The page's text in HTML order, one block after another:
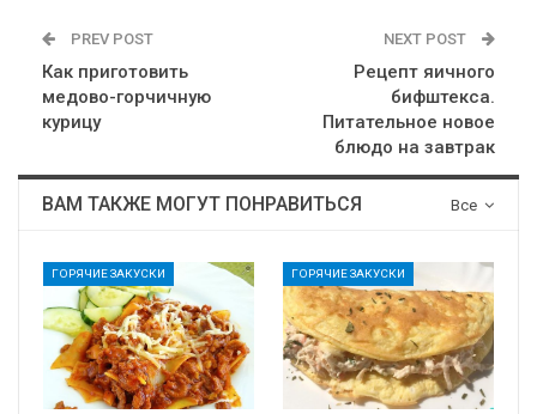
PREV POST
Как приготовить
медово-горчичную
курицу
NEXT POST
Рецепт яичного
бифштекса.
Питательное новое
блюдо на завтрак
Все
ВАМ ТАКЖЕ МОГУТ ПОНРАВИТЬСЯ
ГОРЯЧИЕ ЗАКУСКИ ГОРЯЧИЕ ЗАКУСКИ